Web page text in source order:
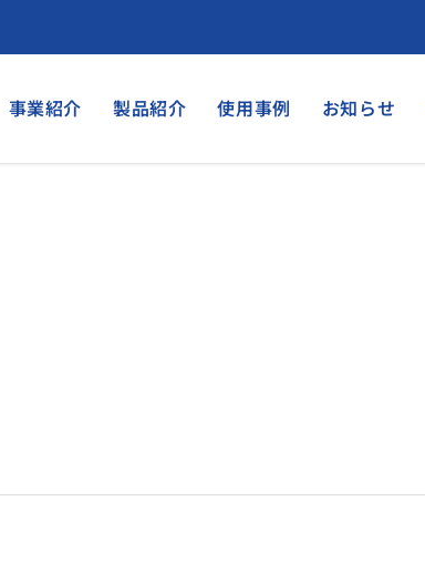
事業紹介 製品紹介 使用事例 お知らせ